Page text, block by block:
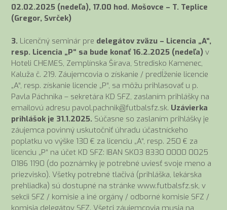
02.02.2025 (nedeľa), 17.00 hod. Mošovce – T. Teplice
(Gregor, Svrček)
3. Licenčný seminár pre delegátov zväzu – Licencia „A“,
resp. Licencia „P“ sa bude konať 16.2.2025 (nedeľa) v
Hoteli CHEMES, Zemplínska Šírava, Stredisko Kamenec,
Kaluža č. 219. Záujemcovia o získanie / predĺženie licencie
„A“, resp. získanie licencie „P“, sa môžu prihlasovať u p.
Pavla Páchnika – sekretára KD SFZ, zaslaním prihlášky na
emailovú adresu pavol.pachnik@futbalsfz.sk. Uzávierka
prihlášok je 31.1.2025. Súčasne so zaslaním prihlášky je
záujemca povinný uskutočniť úhradu účastníckeho
poplatku vo výške 130 € za licenciu „A“, resp. 250 € za
licenciu „P“ na účet KD SFZ: IBAN SK03 8330 0000 0025
0186 1190 (do poznámky je potrebné uviesť svoje meno a
priezvisko). Všetky potrebné tlačivá (prihláška, lekárska
prehliadka) sú dostupné na stránke www.futbalsfz.sk, v
sekcii SFZ / komisie a iné orgány / odborné komisie SFZ /
komisia delegátov SFZ. Všetci záujemcovia musia na